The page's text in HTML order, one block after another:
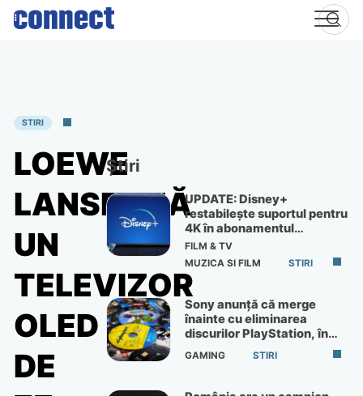
Skip
STIRI
LOEWE
LANSEAZĂ
UN
TELEVIZOR
OLED
DE
Știri
UPDATE: Disney+
restabilește suportul pentru
4K în abonamentul
Premium
FILM & TV
MUZICA SI FILM
STIRI
Sony anunță că merge
înainte cu eliminarea
discurilor PlayStation, în
ciuda protestelor
GAMING STIRI